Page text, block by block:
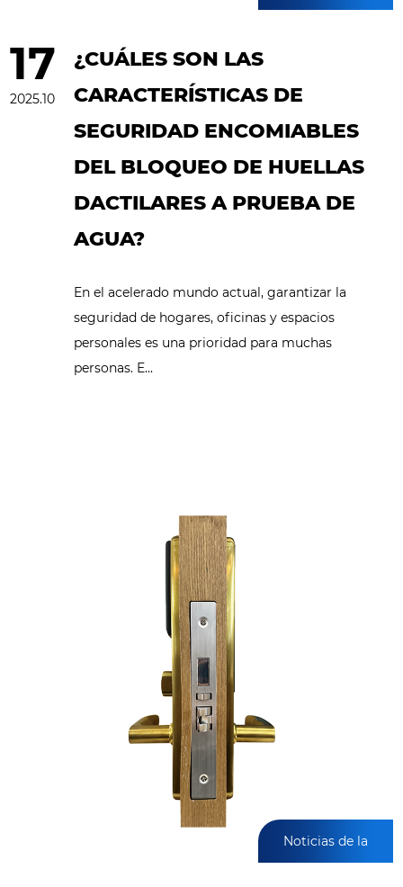
17
2025.10
¿CUÁLES SON LAS
CARACTERÍSTICAS DE
SEGURIDAD ENCOMIABLES
DEL BLOQUEO DE HUELLAS
DACTILARES A PRUEBA DE
AGUA?
En el acelerado mundo actual, garantizar la
seguridad de hogares, oficinas y espacios
personales es una prioridad para muchas
personas. E...
Noticias de la